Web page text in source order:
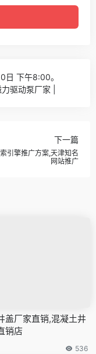
日 下午8:00。
驱动泵厂家 |
下一篇
引擎推广方案,天津知名
网站推广
盖厂家直销,混凝土井
销店
536